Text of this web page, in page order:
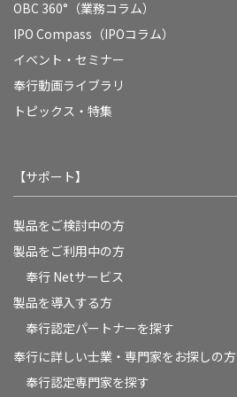
OBC 360°（業務コラム）
IPO Compass（IPOコラム）
イベント・セミナー
奉行動画ライブラリ
トピックス・特集
【サポート】
製品をご検討中の方
製品をご利用中の方
奉行 Netサービス
製品を導入する方
奉行認定パートナーを探す
奉行に詳しい士業・専門家をお探しの方
奉行認定専門家を探す